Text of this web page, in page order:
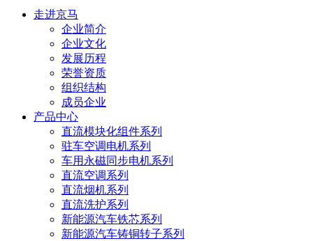
走进京马
企业简介
企业文化
发展历程
荣誉资质
组织结构
成员企业
产品中心
直流模块化组件系列
驻车空调电机系列
车用永磁同步电机系列
直流空调系列
直流烟机系列
直流洗护系列
新能源汽车铁芯系列
新能源汽车铸铜转子系列